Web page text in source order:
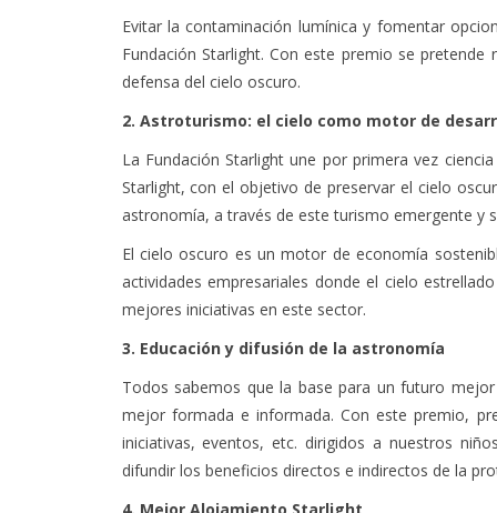
Evitar la contaminación lumínica y fomentar
Fundación Starlight. Con este premio se
defensa del cielo oscuro.
2. Astroturismo: el cielo como motor de
La Fundación Starlight une por primera vez
Starlight, con el objetivo de preservar el cielo
astronomía, a través de este turismo emergente y
El cielo oscuro es un motor de economía
actividades empresariales donde el cielo
mejores iniciativas en este sector.
3. Educación y difusión de la astronomía
Todos sabemos que la base para un futuro
mejor formada e informada. Con este premio,
iniciativas, eventos, etc. dirigidos a nuestros
difundir los beneficios directos e indirectos de la